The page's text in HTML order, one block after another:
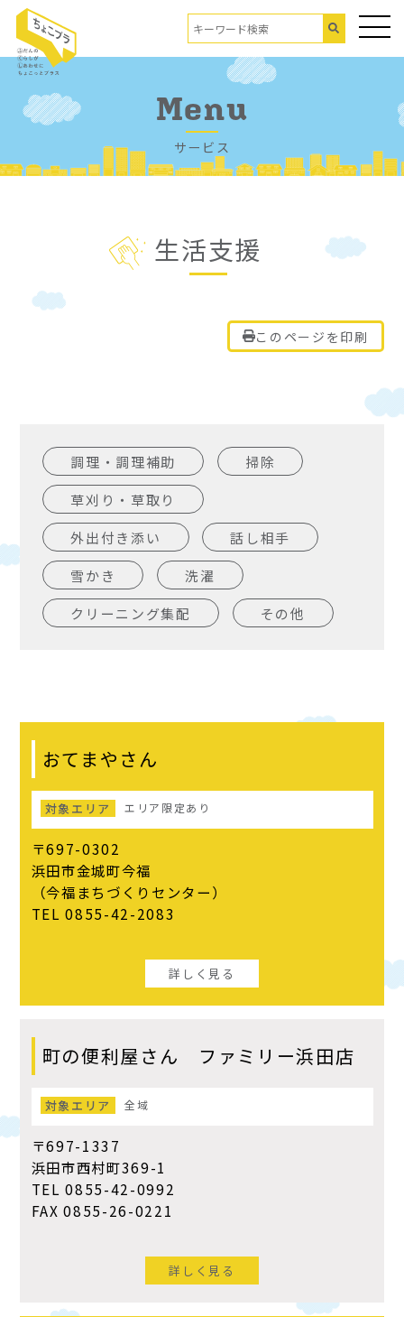
Menu
サービス
生活支援
このページを印刷
調理・調理補助
掃除
草刈り・草取り
外出付き添い
話し相手
雪かき
洗濯
クリーニング集配
その他
おてまやさん
対象エリア エリア限定あり
〒697-0302
浜田市金城町今福
（今福まちづくりセンター）
TEL 0855-42-2083
詳しく見る
町の便利屋さん ファミリー浜田店
対象エリア 全域
〒697-1337
浜田市西村町369-1
TEL 0855-42-0992
FAX 0855-26-0221
詳しく見る